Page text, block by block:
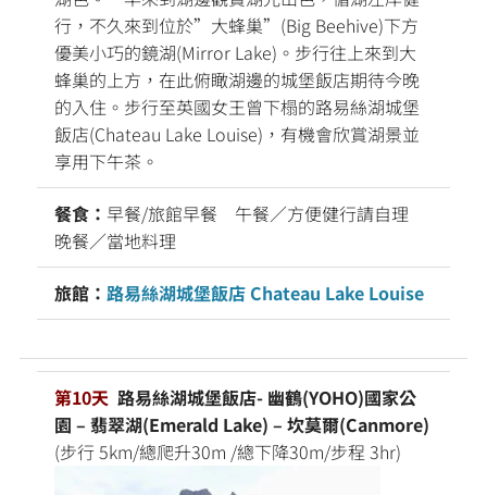
行，不久來到位於”大蜂巢”(Big Beehive)下方
優美小巧的鏡湖(Mirror Lake)。步行往上來到大
蜂巢的上方，在此俯瞰湖邊的城堡飯店期待今晚
的入住。步行至英國女王曾下榻的路易絲湖城堡
飯店(Chateau Lake Louise)，有機會欣賞湖景並
享用下午茶。
餐食： 早餐/旅館早餐 午餐／方便健行請自理
晚餐／當地料理
旅館： 路易絲湖城堡飯店 Chateau Lake Louise
第10天 路易絲湖城堡飯店- 幽鶴(YOHO)國家公
園 – 翡翠湖(Emerald Lake) – 坎莫爾(Canmore)
(步行 5km/總爬升30m /總下降30m/步程 3hr)